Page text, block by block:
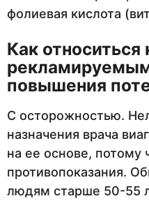
фолиевая кислота
Как относиться
повышения
С осторожностью.
назначения врача
на ее основе, потому
противопоказания.
людям старше 50-55